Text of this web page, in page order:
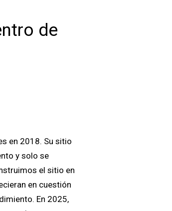
de
en 2018. Su sitio
y solo se
el sitio en
en cuestión
En 2025,